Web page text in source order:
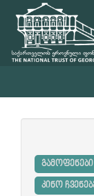
გამოფენები
კინო